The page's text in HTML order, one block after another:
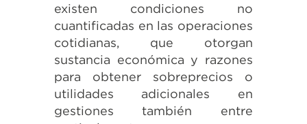
existen condiciones no
cuantificadas en las operaciones
cotidianas, que otorgan
sustancia económica y razones
para obtener sobreprecios o
utilidades adicionales en
gestiones también entre